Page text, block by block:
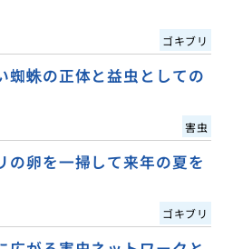
ゴキブリ
蜘蛛の正体と益虫としての
害虫
の卵を一掃して来年の夏を
ゴキブリ